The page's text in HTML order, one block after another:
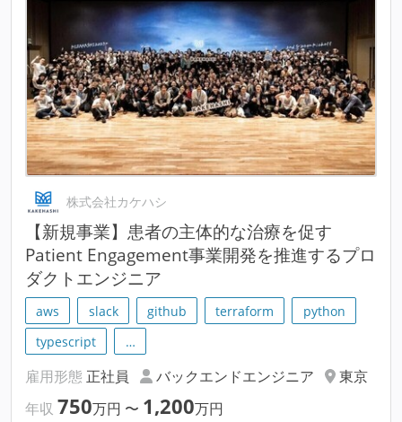
株式会社カケハシ
【新規事業】患者の主体的な治療を促す
Patient Engagement事業開発を推進するプロ
ダクトエンジニア
aws slack github terraform
python
typescript
…
雇用形態 正社員 バックエンドエンジニア
東京
年収 750万円 〜 1,200万円